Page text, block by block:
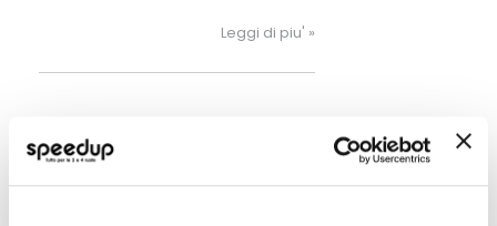
analizziamo i vantaggi e le
supporti per la batteria del nostro
Leggi di piu' »
POTREBBERO INTERESSARTI